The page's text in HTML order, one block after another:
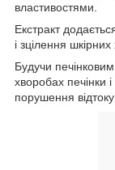
властивостями.
Екстракт
і зцілення
Будучи
хворобах печінки
порушення